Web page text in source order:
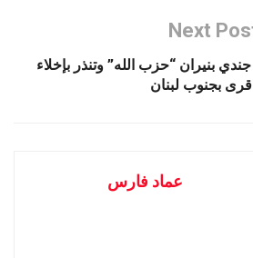
Next
بنيران “حزب الله” وتنذر بإخلاء
قرى بجنوب لبنان
عماد فارس